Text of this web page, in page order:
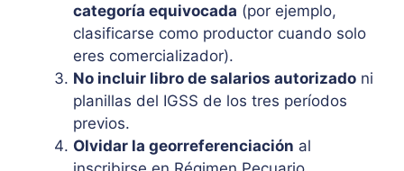
categoría equivocada (por ejemplo,
clasificarse como productor cuando solo
eres comercializador).
No incluir libro de salarios autorizado ni
planillas del IGSS de los tres períodos
previos.
Olvidar la georreferenciación al